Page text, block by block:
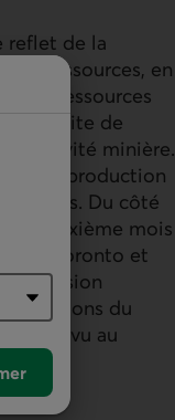
reflet de la
de ressources, en
de ressources
à la suite de
l’activité minière.
de la production
Du côté
un sixième mois
Toronto et
révisions du
prévu au